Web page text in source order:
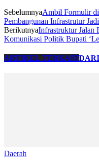
SebelumnyaAmbil Formulir
Pembangunan Infrastrutur
BerikutnyaInfrastruktur Jalan
Komunikasi Politik Bupati
ARTIKEL TERKAIT
Daerah